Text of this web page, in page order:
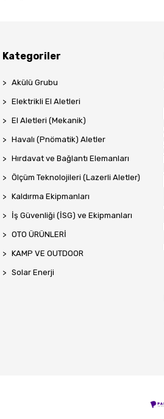
Kategoriler
Akülü Grubu
Elektrikli El Aletleri
El Aletleri (Mekanik)
Havalı (Pnömatik) Aletler
Hırdavat ve Bağlantı Elemanları
Ölçüm Teknolojileri (Lazerli Aletler)
Kaldırma Ekipmanları
İş Güvenliği (İSG) ve Ekipmanları
OTO ÜRÜNLERİ
KAMP VE OUTDOOR
Solar Enerji